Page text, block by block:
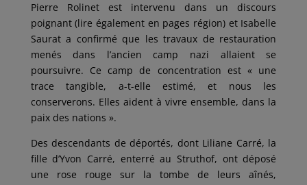
Pierre Rolinet est intervenu dans un discours
poignant (lire également en pages région) et Isabelle
Saurat a confirmé que les travaux de restauration
menés dans l’ancien camp nazi allaient se
poursuivre. Ce camp de concentration est « une
trace tangible, a-t-elle estimé, et nous les
conserverons. Elles aident à vivre ensemble, dans la
paix des nations ».
Des descendants de déportés, dont Liliane Carré, la
fille d’Yvon Carré, enterré au Struthof, ont déposé
une rose rouge sur la tombe de leurs aînés,